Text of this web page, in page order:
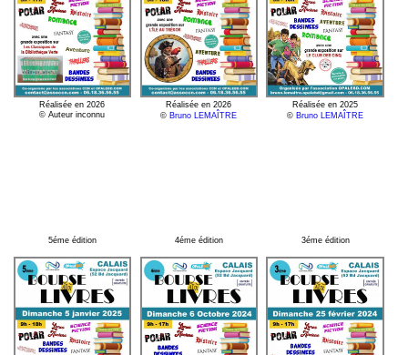
Réalisée en 2026
© Auteur inconnu
Réalisée en 2026
© Bruno LEMAÎTRE
Réalisée en 2025
© Bruno LEMAÎTRE
5éme édition 4éme édition 3éme édition